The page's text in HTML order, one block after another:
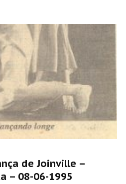
de Joinville –
– 08-06-1995